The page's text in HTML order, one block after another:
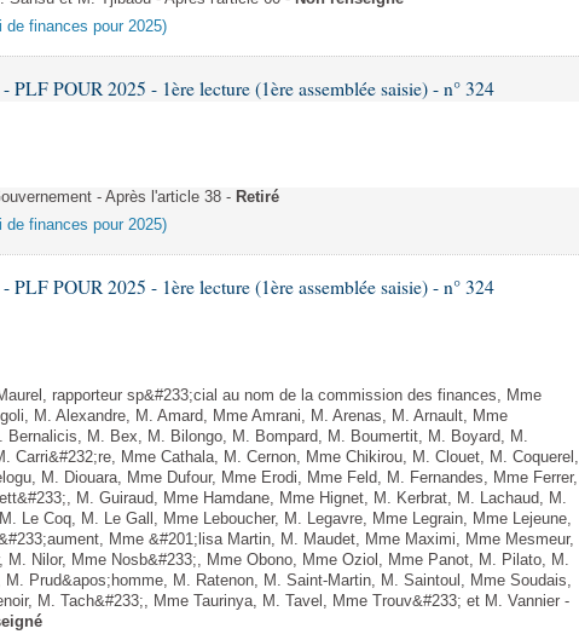
de finances pour 2025)
PLF POUR 2025 - 1ère lecture (1ère assemblée saisie) - n° 324
- Après l'article 38 - Retiré
de finances pour 2025)
PLF POUR 2025 - 1ère lecture (1ère assemblée saisie) - n° 324
rapporteur sp&#233;cial au nom de la commission des finances, Mme
M. Alexandre, M. Amard, Mme Amrani, M. Arenas, M. Arnault, Mme
Bernalicis, M. Bex, M. Bilongo, M. Bompard, M. Boumertit, M. Boyard, M.
Carri&#232;re, Mme Cathala, M. Cernon, Mme Chikirou, M. Clouet, M. Coquerel,
M. Diouara, Mme Dufour, Mme Erodi, Mme Feld, M. Fernandes, Mme Ferrer,
M. Guiraud, Mme Hamdane, Mme Hignet, M. Kerbrat, M. Lachaud, M.
Le Coq, M. Le Gall, Mme Leboucher, M. Legavre, Mme Legrain, Mme Lejeune,
Mme &#201;lisa Martin, M. Maudet, Mme Maximi, Mme Mesmeur,
M. Nilor, Mme Nosb&#233;, Mme Obono, Mme Oziol, Mme Panot, M. Pilato, M.
M. Prud&apos;homme, M. Ratenon, M. Saint-Martin, M. Saintoul, Mme Soudais,
M. Tach&#233;, Mme Taurinya, M. Tavel, Mme Trouv&#233; et M. Vannier -